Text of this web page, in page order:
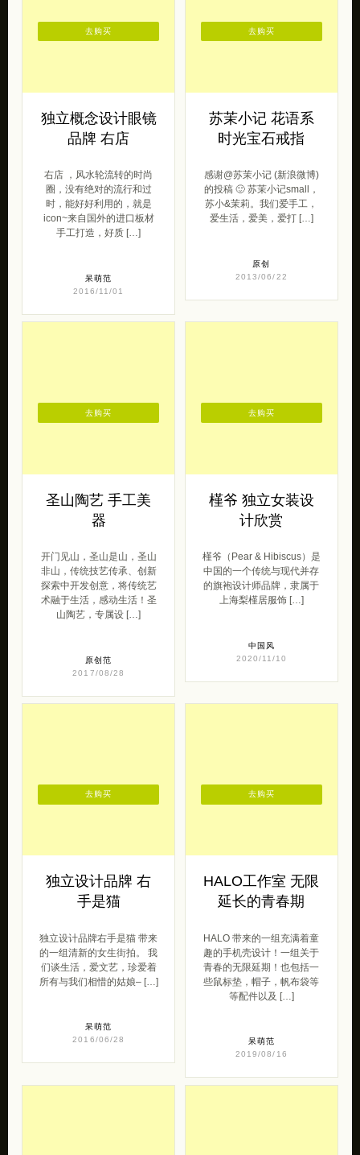
独立概念设计眼镜
品牌 右店
右店 ，风水轮流转的时尚
圈，没有绝对的流行和过
时，能好好利用的，就是
icon~来自国外的进口板材
手工打造，好质 […]
呆萌范
2016/11/01
去购买
苏茉小记 花语系
时光宝石戒指
感谢@苏茉小记 (新浪微博)
的投稿 🙂 苏茉小记small，
苏小&茉莉。我们爱手工，
爱生活，爱美，爱打 […]
原创
2013/06/22
去购买
圣山陶艺 手工美
器
开门见山，圣山是山，圣山
非山，传统技艺传承、创新
探索中开发创意，将传统艺
术融于生活，感动生活！圣
山陶艺，专属设 […]
原创范
2017/08/28
去购买
槿爷 独立女装设
计欣赏
槿爷（Pear & Hibiscus）是
中国的一个传统与现代并存
的旗袍设计师品牌，隶属于
上海梨槿居服饰 […]
中国风
2020/11/10
去购买
独立设计品牌 右
手是猫
独立设计品牌右手是猫 带来
的一组清新的女生街拍。 我
们谈生活，爱文艺，珍爱着
所有与我们相惜的姑娘– […]
呆萌范
2016/06/28
去购买
HALO工作室 无限
延长的青春期
HALO 带来的一组充满着童
趣的手机壳设计！一组关于
青春的无限延期！也包括一
些鼠标垫，帽子，帆布袋等
等配件以及 […]
呆萌范
2019/08/16
去购买